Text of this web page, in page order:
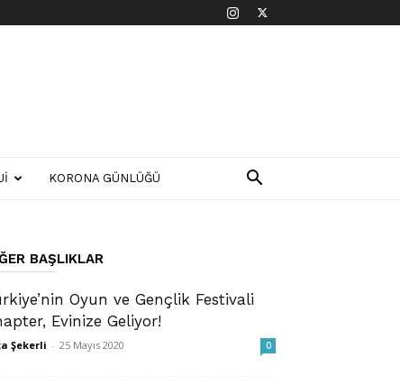
KORONA GÜNLÜĞÜ
BAŞLIKLAR
Oyun ve Gençlik Festivali
Evinize Geliyor!
Şekerli - 25 Mayıs 2020 0